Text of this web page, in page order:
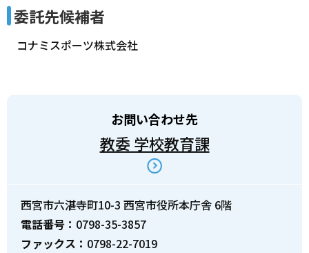
委託先候補者
コナミスポーツ株式会社
お問い合わせ先
教委 学校教育課
西宮市六湛寺町10-3 西宮市役所本庁舎 6階
電話番号： 0798-35-3857
ファックス： 0798-22-7019